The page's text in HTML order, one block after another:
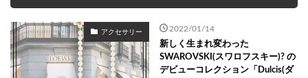
アクセサリー 2022/01/14
新しく生まれ変わった
SWAROVSKI(スワロフスキー)? の
デビューコレクション「Dulcis(ダ